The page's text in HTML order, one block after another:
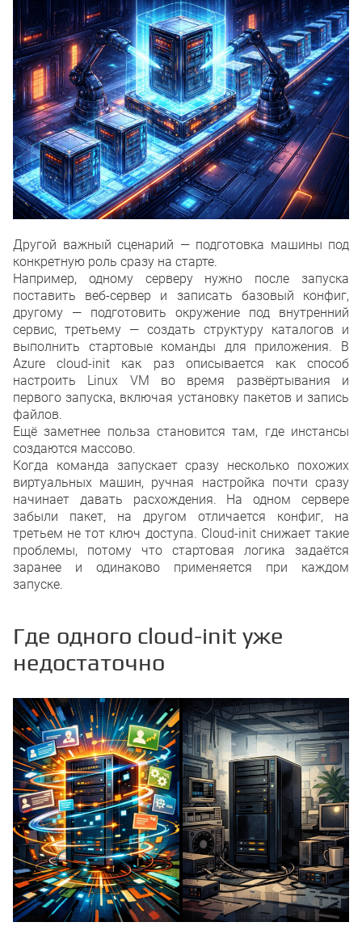
Другой важный сценарий — подготовка машины под
конкретную роль сразу на старте.
Например, одному серверу нужно после запуска
поставить веб-сервер и записать базовый конфиг,
другому — подготовить окружение под внутренний
сервис, третьему — создать структуру каталогов и
выполнить стартовые команды для приложения. В
Azure cloud-init как раз описывается как способ
настроить Linux VM во время развёртывания и
первого запуска, включая установку пакетов и запись
файлов.
Ещё заметнее польза становится там, где инстансы
создаются массово.
Когда команда запускает сразу несколько похожих
виртуальных машин, ручная настройка почти сразу
начинает давать расхождения. На одном сервере
забыли пакет, на другом отличается конфиг, на
третьем не тот ключ доступа. Cloud-init снижает такие
проблемы, потому что стартовая логика задаётся
заранее и одинаково применяется при каждом
запуске.
Где одного cloud-init уже
недостаточно